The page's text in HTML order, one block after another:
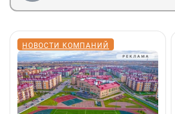
НОВОСТИ КОМПАНИЙ